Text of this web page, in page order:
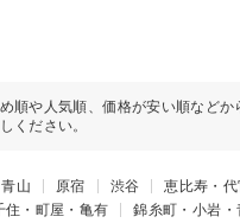
順や人気順、価格が安い順など
ください。
山 原宿 渋谷
恵比寿・
住・町屋・亀有
錦糸町・小岩・